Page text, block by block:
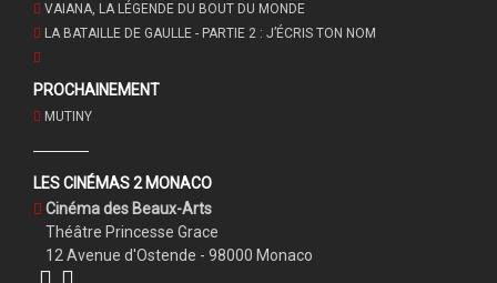
VAIANA, LA LÉGENDE DU BOUT DU MONDE
LA BATAILLE DE GAULLE - PARTIE 2 : J’ÉCRIS TON NOM
PROCHAINEMENT
MUTINY
LES CINÉMAS 2 MONACO
Cinéma des Beaux-Arts
Théâtre Princesse Grace
12 Avenue d'Ostende - 98000 Monaco